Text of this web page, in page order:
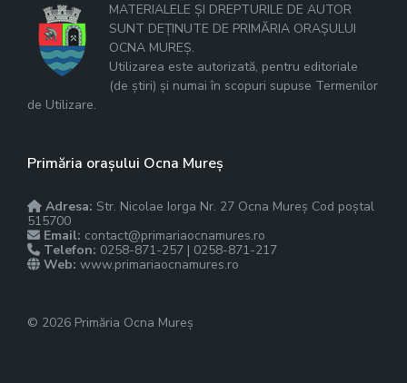
MATERIALELE ȘI DREPTURILE DE AUTOR
SUNT DEȚINUTE DE PRIMĂRIA ORAȘULUI
OCNA MUREȘ.
Utilizarea este autorizată, pentru editoriale
(de știri) și numai în scopuri supuse Termenilor
de Utilizare.
Primăria orașului Ocna Mureș
Adresa: Str. Nicolae Iorga Nr. 27 Ocna Mureș Cod poștal
515700
Email: contact@primariaocnamures.ro
Telefon: 0258-871-257 | 0258-871-217
Web: www.primariaocnamures.ro
© 2026 Primăria Ocna Mureș